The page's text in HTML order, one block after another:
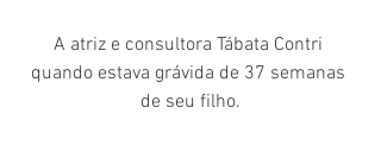
A atriz e consultora Tábata Contri
quando estava grávida de 37 semanas
de seu filho.